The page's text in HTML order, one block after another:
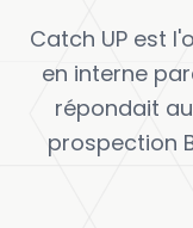
Catch UP est
en interne
répondait
prospection